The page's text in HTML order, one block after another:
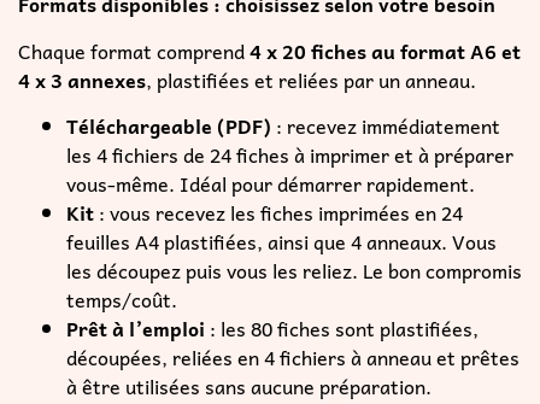
Chaque format comprend4 x20 fiches au format A6 et
4 x 3 annexes, plastifiées et reliées par un anneau.
Téléchargeable (PDF) : recevez immédiatement
les 4 fichiers de 24 fiches à imprimer et à préparer
vous-même. Idéal pour démarrer rapidement.
Kit: vous recevez les fiches imprimées en 24
feuilles A4 plastifiées, ainsi que 4 anneaux. Vous
les découpez puis vous les reliez. Le bon compromis
temps/coût.
Prêt à l’emploi : les 80 fiches sont plastifiées,
découpées, reliées en 4 fichiers à anneau et prêtes
à être utilisées sans aucune préparation.